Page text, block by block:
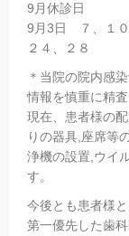
9月休診日
9月3日 ７、１０
２４、２８
＊当院の院内感
情報を慎重に精
現在、患者様の
りの器具,座席等
浄機の設置,ウイ
す。
今後とも患者様
第一優先した歯